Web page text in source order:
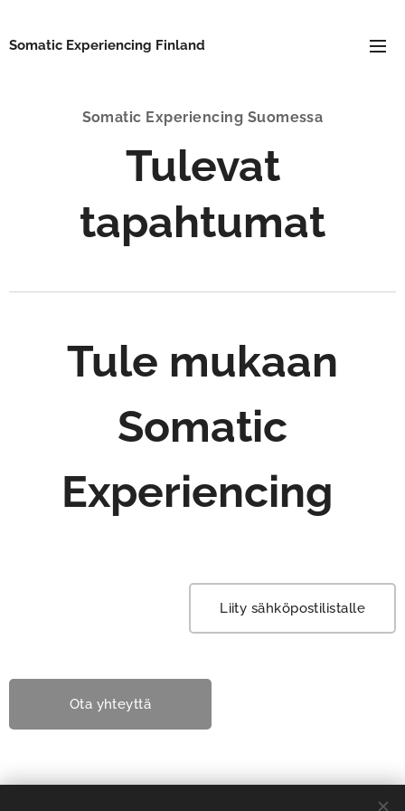
Somatic Experiencing Finland
Somatic Experiencing Suomessa
Tulevat
tapahtumat
Tule mukaan
Somatic
Experiencing
Liity sähköpostilistalle
Ota yhteyttä